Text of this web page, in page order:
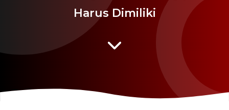
Harus Dimiliki